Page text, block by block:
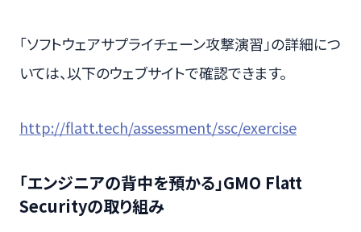
「ソフトウェアサプライチェーン攻撃演習」の詳細につ
いては、以下のウェブサイトで確認できます。
http://flatt.tech/assessment/ssc/exercise
「エンジニアの背中を預かる」GMO Flatt
Securityの取り組み